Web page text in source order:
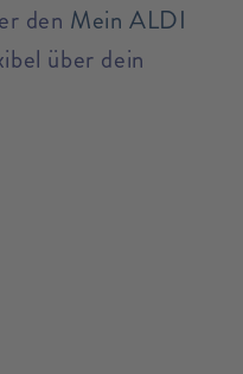
den Mein ALDI
über dein